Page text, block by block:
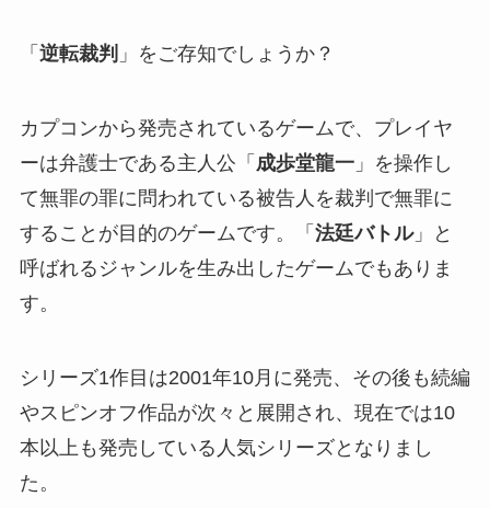
「 逆転裁判 」をご存知でしょうか？
カプコンから発売されているゲームで、プレイヤ
ーは弁護士である主人公「 成歩堂龍一」を操作し
て無罪の罪に問われている被告人を裁判で無罪に
することが目的のゲームです。「 法廷バトル」と
呼ばれるジャンルを生み出したゲームでもありま
す。
シリーズ1作目は2001年10月に発売、その後も続編
やスピンオフ作品が次々と展開され、現在では10
本以上も発売している人気シリーズとなりまし
た。